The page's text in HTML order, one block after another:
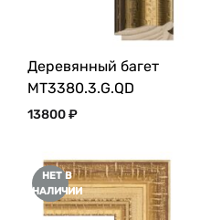
Деревянный багет
MT3380.3.G.QD
13800₽
НЕТ В
НАЛИЧИИ